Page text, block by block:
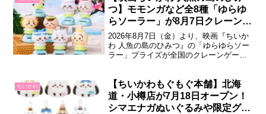
つ】モモンガなど全8種「ゆらゆ
らソーラー」が8月7日クレーンゲ
ームで登場♪
2026年8月7日（金）より、映画『ちいか
わ 人魚の島のひみつ』の「ゆらゆらソー
ラー」プライズが全国のクレーンゲーム
全8種類です。映画ちいかわ 人魚の島の
ひみつ ゆらゆらソーラー映画『ちいかわ
人魚の島のひみつ』に登場するキャラ...
ちいかわ
【ちいかわもぐもぐ本舗】北海
道・小樽店が7月18日オープン！
シマエナガぬいぐるみや限定グッ